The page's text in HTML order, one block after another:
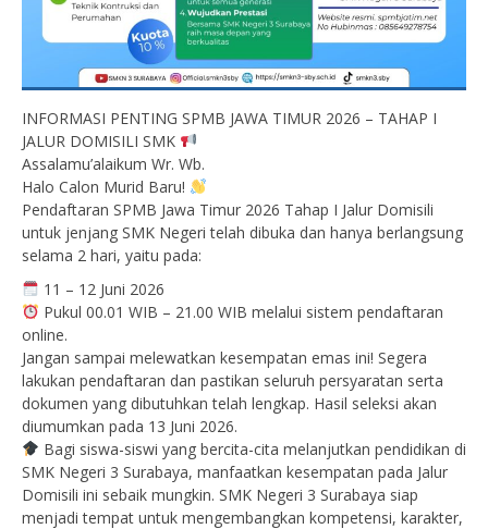
INFORMASI PENTING SPMB JAWA TIMUR 2026 – TAHAP I
JALUR DOMISILI SMK
Assalamu’alaikum Wr. Wb.
Halo Calon Murid Baru!
Pendaftaran SPMB Jawa Timur 2026 Tahap I Jalur Domisili
untuk jenjang SMK Negeri telah dibuka dan hanya berlangsung
selama 2 hari, yaitu pada:
11 – 12 Juni 2026
Pukul 00.01 WIB – 21.00 WIB melalui sistem pendaftaran
online.
Jangan sampai melewatkan kesempatan emas ini! Segera
lakukan pendaftaran dan pastikan seluruh persyaratan serta
dokumen yang dibutuhkan telah lengkap. Hasil seleksi akan
diumumkan pada 13 Juni 2026.
Bagi siswa-siswi yang bercita-cita melanjutkan pendidikan di
SMK Negeri 3 Surabaya, manfaatkan kesempatan pada Jalur
Domisili ini sebaik mungkin. SMK Negeri 3 Surabaya siap
menjadi tempat untuk mengembangkan kompetensi, karakter,